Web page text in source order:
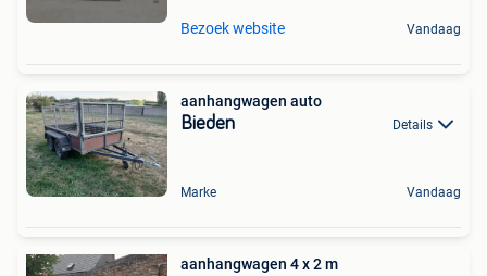
Bezoek website Vandaag
aanhangwagen auto
Bieden Details
Marke Vandaag
aanhangwagen 4 x 2 m